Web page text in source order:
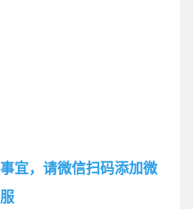
宜，请微信扫码添加微